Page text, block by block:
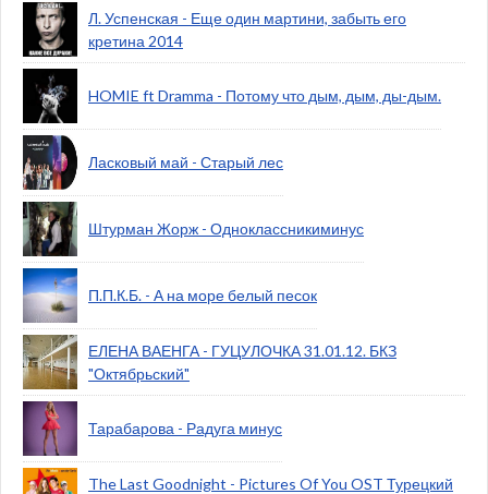
Л. Успенская - Еще один мартини, забыть его
кретина 2014
HOMIE ft Dramma - Потому что дым, дым, ды-дым.
Ласковый май - Старый лес
Штурман Жорж - Одноклассникиминус
П.П.К.Б. - А на море белый песок
ЕЛЕНА ВАЕНГА - ГУЦУЛОЧКА 31.01.12. БКЗ
"Октябрьский"
Тарабарова - Радуга минус
The Last Goodnight - Pictures Of You OST Турецкий